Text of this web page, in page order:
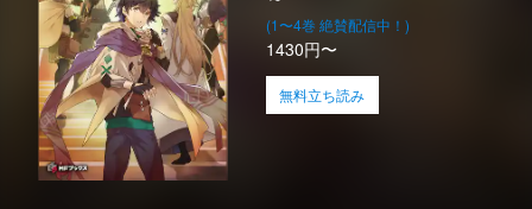
(1〜4巻 絶賛配信中！)
1430円〜
無料立ち読み